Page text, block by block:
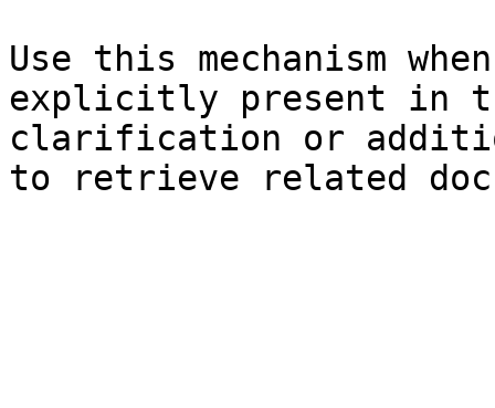
Use this mechanism
explicitly present in
clarification or